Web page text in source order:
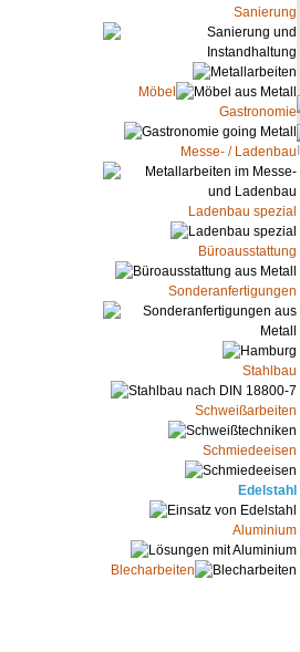
Sanierung
Möbel
Gastronomie
Messe- / Ladenbau
Ladenbau spezial
Büroausstattung
Sonderanfertigungen
Stahlbau
Schweißarbeiten
Schmiedeeisen
Edelstahl
Aluminium
Blecharbeiten